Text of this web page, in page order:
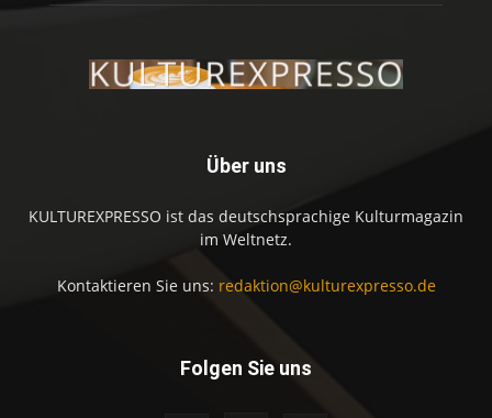
Über uns
KULTUREXPRESSO ist das deutschsprachige Kulturmagazin
im Weltnetz.
Kontaktieren Sie uns: redaktion@kulturexpresso.de
Folgen Sie uns